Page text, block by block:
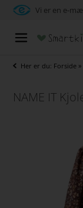
Vi er en e-
Her er du: Forside »
NAME IT